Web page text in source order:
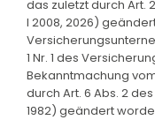
das zuletzt durch Art.
I 2008, 2026)
1 Nr. 1 des
Bekanntmachung vom
durch Art. 6 Abs. 2 des
1982) geändert